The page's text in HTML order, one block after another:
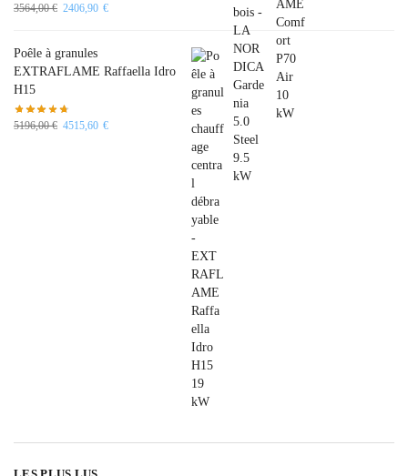
3564,00€ 2406,90 €
Poêle à granules
EXTRAFLAME Raffaella Idro
H15
5196,00€ 4515,60 €